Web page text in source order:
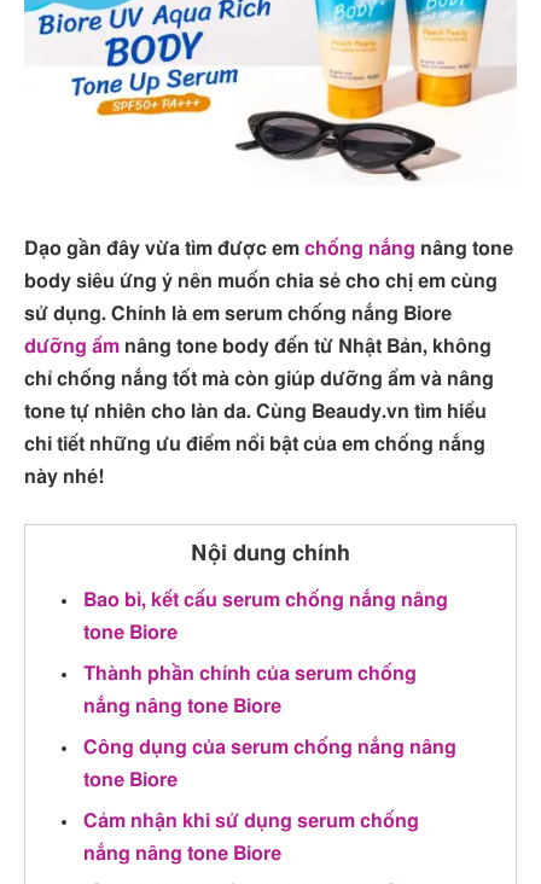
Dạo gần đây vừa tìm được em chống nắng nâng tone
body siêu ứng ý nên muốn chia sẻ cho chị em cùng
sử dụng. Chính là em serum chống nắng Biore
dưỡng ẩm nâng tone body đến từ Nhật Bản, không
chỉ chống nắng tốt mà còn giúp dưỡng ẩm và nâng
tone tự nhiên cho làn da. Cùng Beaudy.vn tìm hiểu
chi tiết những ưu điểm nổi bật của em chống nắng
này nhé!
Nội dung chính
Bao bì, kết cấu serum chống nắng nâng
tone Biore
Thành phần chính của serum chống
nắng nâng tone Biore
Công dụng của serum chống nắng nâng
tone Biore
Cảm nhận khi sử dụng serum chống
nắng nâng tone Biore